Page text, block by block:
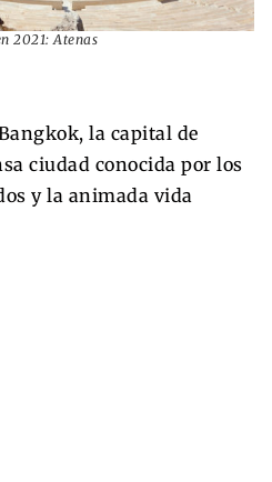
2021: Atenas
la capital de
ciudad conocida por los
y la animada vida